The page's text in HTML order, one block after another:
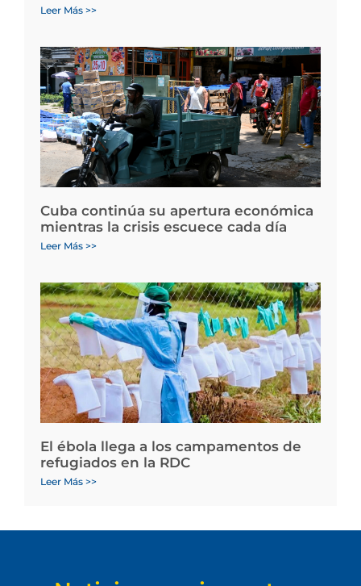
Leer Más >>
Cuba continúa su apertura económica
mientras la crisis escuece cada día
Leer Más >>
El ébola llega a los campamentos de
refugiados en la RDC
Leer Más >>